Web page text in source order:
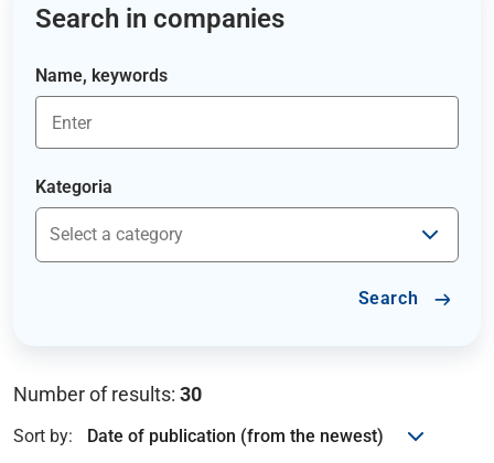
Search in companies
Name, keywords
Kategoria
Search
Number of results: 30
Sort by: